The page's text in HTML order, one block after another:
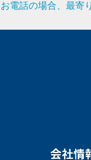
お電話の場合、最寄
会社情